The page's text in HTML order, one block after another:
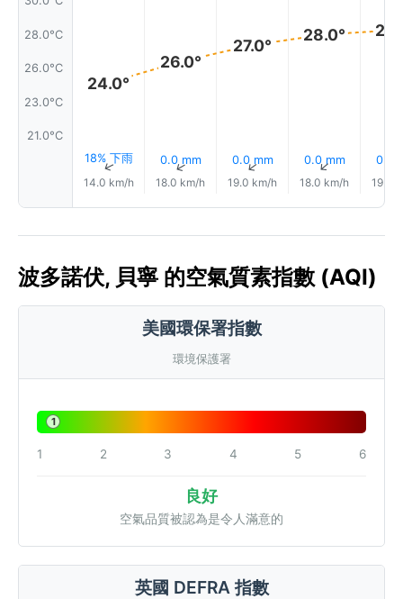
28.0°C
26.0°C
23.0°C
21.0°C
24.0°
18% 下雨
↑
14.0 km/h
26.0°
0.0 mm
↑
18.0 km/h
27.0°
0.0 mm
↑
19.0 km/h
28.0°
0.0 mm
↑
18.0 km/h
0.0
19.0
波多諾伏, 貝寧 的空氣質素指數 (AQI)
美國環保署指數
環境保護署
1
1 2 3 4 5 6
良好
空氣品質被認為是令人滿意的
英國 DEFRA 指數